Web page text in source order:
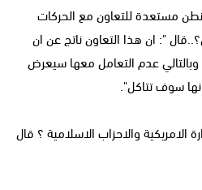
مستعدة للتعاون مع الحركات
": ان هذا التعاون ناتج عن ان
عدم التعامل معها سيعرض
سوف تتاكل".
الامريكية والاحزاب الاسلامية ؟ قال